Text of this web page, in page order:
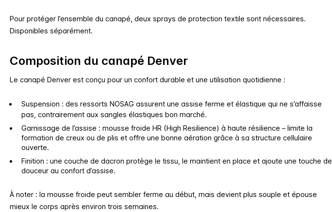
Pour protéger l’ensemble du canapé, deux sprays de protection textile sont nécessaires.
Disponibles séparément.
Composition du canapé Denver
Le canapé Denver est conçu pour un confort durable et une utilisation quotidienne :
Suspension : des ressorts NOSAG assurent une assise ferme et élastique qui ne s’affaisse
pas, contrairement aux sangles élastiques bon marché.
Garnissage de l’assise : mousse froide HR (High Resilience) à haute résilience – limite la
formation de creux ou de plis et offre une bonne aération grâce à sa structure cellulaire
ouverte.
Finition : une couche de dacron protège le tissu, le maintient en place et ajoute une touche de
douceur au confort d’assise.
À noter : la mousse froide peut sembler ferme au début, mais devient plus souple et épouse
mieux le corps après environ trois semaines.